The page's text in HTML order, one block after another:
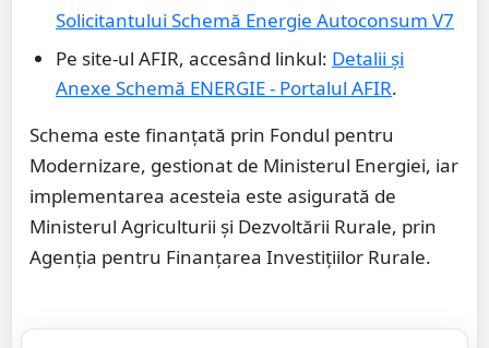
Solicitantului Schemă Energie Autoconsum V7
Pe site-ul AFIR, accesând linkul: Detalii și
Anexe Schemă ENERGIE - Portalul AFIR.
Schema este finanțată prin Fondul pentru
Modernizare, gestionat de Ministerul Energiei, iar
implementarea acesteia este asigurată de
Ministerul Agriculturii și Dezvoltării Rurale, prin
Agenția pentru Finanțarea Investițiilor Rurale.